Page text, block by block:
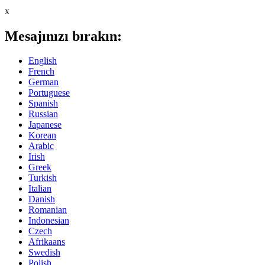
x
Mesajınızı bırakın:
English
French
German
Portuguese
Spanish
Russian
Japanese
Korean
Arabic
Irish
Greek
Turkish
Italian
Danish
Romanian
Indonesian
Czech
Afrikaans
Swedish